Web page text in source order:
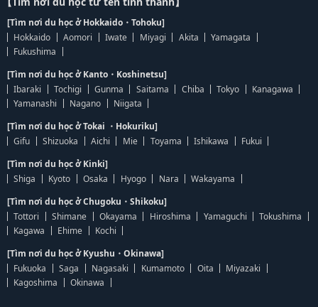
[Tìm nơi du học ở Hokkaido・Tohoku]
Hokkaido
Aomori Iwate Miyagi Akita
Yamagata
Fukushima
[Tìm nơi du học ở Kanto・Koshinetsu]
Ibaraki
Tochigi Gunma Saitama Chiba Tokyo
Kanagawa
Yamanashi
Nagano
Niigata
[Tìm nơi du học ở Tokai ・Hokuriku]
Gifu
Shizuoka Aichi Mie Toyama Ishikawa
Fukui
[Tìm nơi du học ở Kinki]
Shiga
Kyoto Osaka Hyogo Nara
Wakayama
[Tìm nơi du học ở Chugoku・Shikoku]
Tottori
Shimane Okayama Hiroshima Yamaguchi
Tokushima
Kagawa
Ehime
Kochi
[Tìm nơi du học ở Kyushu・Okinawa]
Fukuoka
Saga Nagasaki Kumamoto Oita
Miyazaki
Kagoshima
Okinawa